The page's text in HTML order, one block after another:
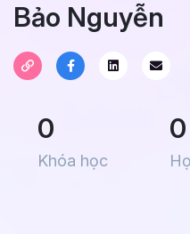
Bảo Nguyễn
0
Khóa học
0